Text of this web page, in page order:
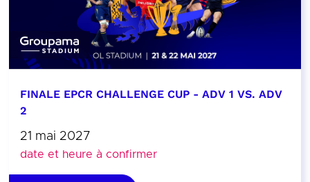
FINALE EPCR CHALLENGE CUP - ADV 1 VS. ADV
2
21 mai 2027
date et heure à confirmer